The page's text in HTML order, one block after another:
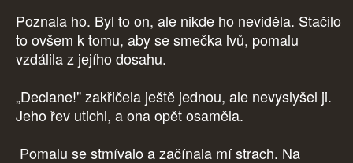
Poznala ho. Byl to on, ale nikde ho neviděla. Stačilo
to ovšem k tomu, aby se smečka lvů, pomalu
vzdálila z jejího dosahu.
„Declane!" zakřičela ještě jednou, ale nevyslyšel ji.
Jeho řev utichl, a ona opět osaměla.
Pomalu se stmívalo a začínala mí strach. Na